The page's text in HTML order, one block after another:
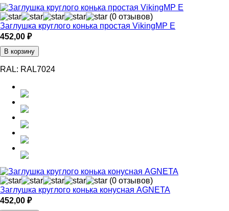
(0 отзывов)
Заглушка круглого конька простая VikingMP E
452,00 ₽
В корзину
RAL: RAL7024
(0 отзывов)
Заглушка круглого конька конусная AGNETA
452,00 ₽